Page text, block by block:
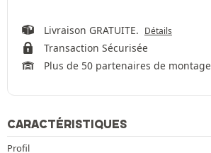
Livraison GRATUITE. Détails
Transaction Sécurisée
Plus de 50 partenaires de montage
CARACTÉRISTIQUES
Profil